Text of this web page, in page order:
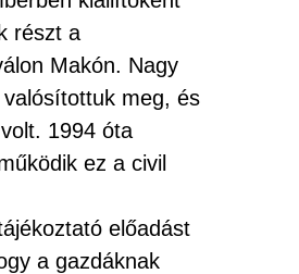
részt a
Makón. Nagy
meg, és
1994 óta
ez a civil
előadást
a gazdáknak